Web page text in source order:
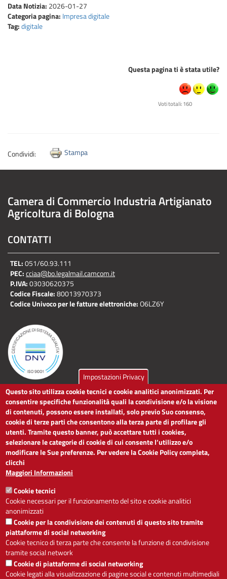
Data Notizia: 2026-01-27
Categoria pagina: Impresa digitale
Tag:digitale
Questa pagina ti è stata utile?
Voti totali: 160
Condividi: Stampa
Camera di Commercio Industria Artigianato
Agricoltura di Bologna
CONTATTI
TEL:051/60.93.111
PEC:cciaa@bo.legalmail.camcom.it
P.IVA:03030620375
Codice Fiscale:80013970373
Codice Univoco per le fatture elettroniche:O6LZ6Y
LINK UTILI
Dichiarazione di accessibilità
Obiettivi di accessibilità
Segnalaci problemi di accessibilità
Note legali
Privacy
Accesso riservato
ACCESSIBILITÀ
- A +
Alto contrasto
Impostazioni Privacy
Questo sito utilizza cookie tecnici e cookie analitici anonimizzati. Per
consentire specifiche funzionalità quali la condivisione e/o la visione
di contenuti, possono essere installati, solo previo Suo consenso,
cookie di terze parti che consentono alla terza parte di profilare gli
utenti. Tramite questo banner, può accettare tutti i cookies,
selezionare le categorie di cookie di cui consente l’utilizzo e/o
modificare le Sue preferenze. Per vedere la Cookie Policy completa,
clicchi
Maggiori Informazioni
Cookie tecnici
Cookie necessari per il funzionamento del sito e cookie analitici
anonimizzati
Cookie per la condivisione dei contenuti di questo sito tramite
piattaforme di social networking
Cookie tecnico di terza parte che consente la funzione di condivisione
tramite social network
Cookie di piattaforme di social networking
Cookie legati alla visualizzazione di pagine social e contenuti multimediali